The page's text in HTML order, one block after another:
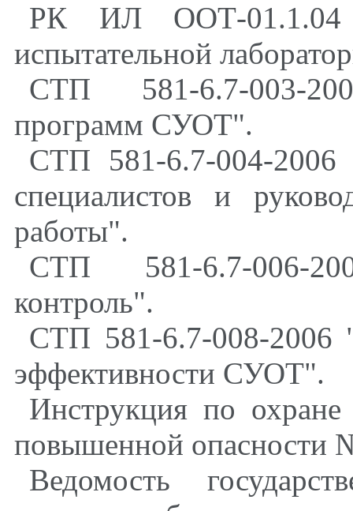
РК ИЛ ООТ-01.1.04
испытательной
СТП 581-6.7-003-
программ СУОТ".
СТП 581-6.7-004-2006
специалистов и
работы".
СТП 581-6.7-006-
контроль".
СТП 581-6.7-008-2006
эффективности СУОТ".
Инструкция по
повышенной опасности
Ведомость